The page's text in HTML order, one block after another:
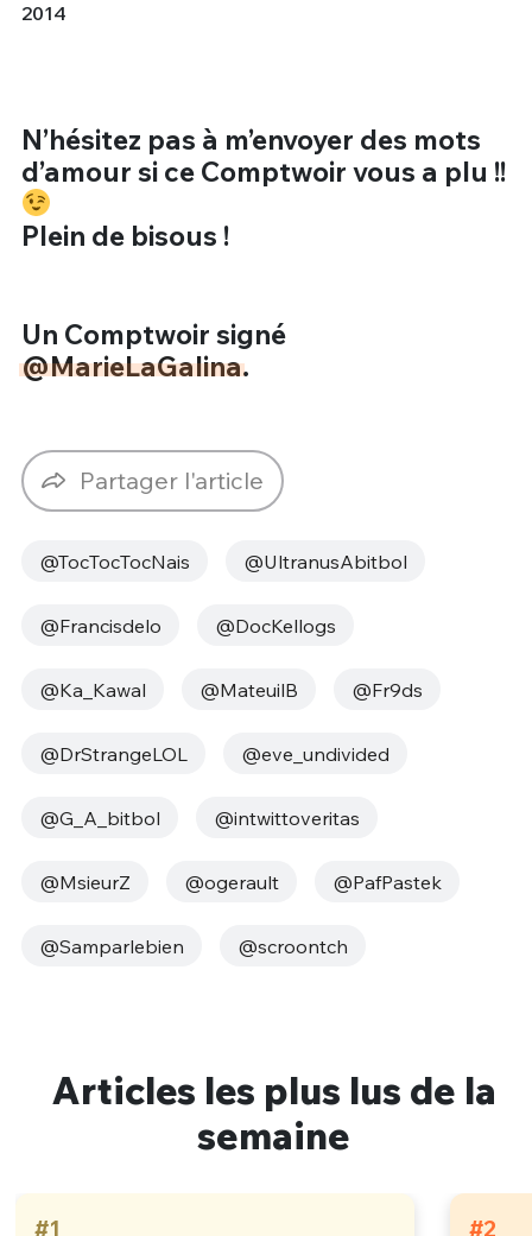
2014
N’hésitez pas à m’envoyer des mots
d’amour si ce Comptwoir vous a plu !!
Plein de bisous !
Un Comptwoir signé
@MarieLaGalina.
Partager l'article
@TocTocTocNais @UltranusAbitbol
@Francisdelo @DocKellogs
@‏Ka_Kawal @MateuilB @Fr9ds
@DrStrangeLOL @eve_undivided
@G_A_bitbol @intwittoveritas
@MsieurZ @ogerault @PafPastek
@Samparlebien @scroontch
Articles les plus lus de la
semaine
#1 #2